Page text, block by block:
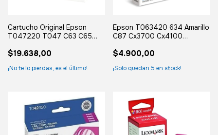
Cartucho Original Epson
T047220 T047 C63 C65
$19.638,00
¡No te lo pierdas, es el último!
Epson T063420 634 Amarillo
C87 Cx3700 Cx4100
$4.900,00
¡Solo quedan 5 en stock!